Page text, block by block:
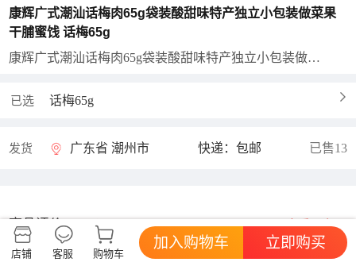
康辉广式潮汕话梅肉65g袋装酸甜味特产独立小包装做菜果
干脯蜜饯 话梅65g
康辉广式潮汕话梅肉65g袋装酸甜味特产独立小包装做菜果干脯蜜饯
已选 话梅65g
发货 广东省 潮州市 快递：包邮 已售13
商品评价 好评率暂无 查看更多
店铺 客服 购物车
加入购物车 立即购买